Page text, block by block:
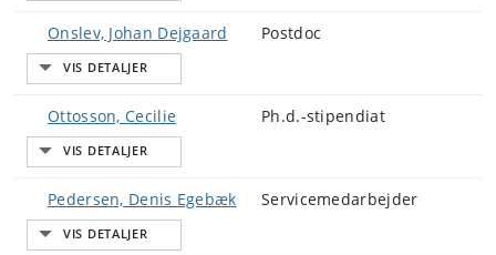
Onslev, Johan Dejgaard Postdoc
Ottosson, Cecilie Ph.d.-stipendiat
Pedersen, Denis Egebæk Servicemedarbejder